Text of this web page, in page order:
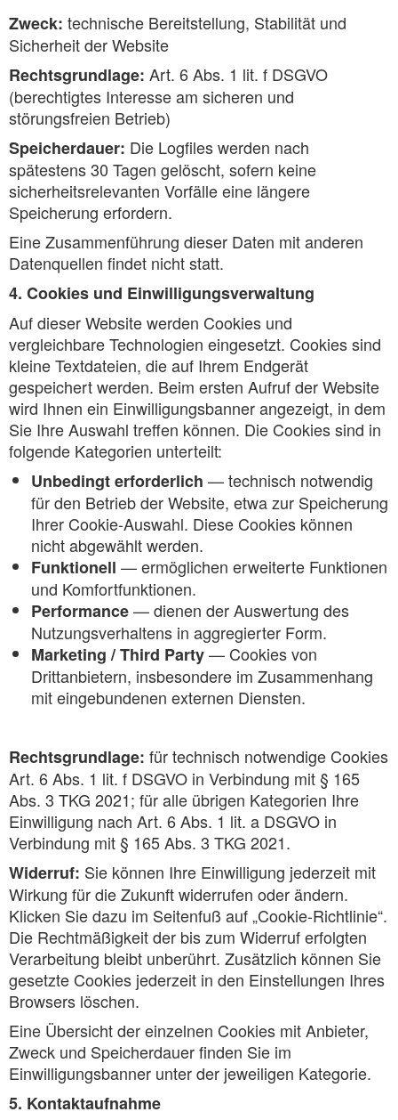
Zweck: technische Bereitstellung, Stabilität und
Sicherheit der Website
Rechtsgrundlage: Art. 6 Abs. 1 lit. f DSGVO
(berechtigtes Interesse am sicheren und
störungsfreien Betrieb)
Speicherdauer: Die Logfiles werden nach
spätestens 30 Tagen gelöscht, sofern keine
sicherheitsrelevanten Vorfälle eine längere
Speicherung erfordern.
Eine Zusammenführung dieser Daten mit anderen
Datenquellen findet nicht statt.
4. Cookies und Einwilligungsverwaltung
Auf dieser Website werden Cookies und
vergleichbare Technologien eingesetzt. Cookies sind
kleine Textdateien, die auf Ihrem Endgerät
gespeichert werden. Beim ersten Aufruf der Website
wird Ihnen ein Einwilligungsbanner angezeigt, in dem
Sie Ihre Auswahl treffen können. Die Cookies sind in
folgende Kategorien unterteilt:
Unbedingt erforderlich — technisch notwendig
für den Betrieb der Website, etwa zur Speicherung
Ihrer Cookie-Auswahl. Diese Cookies können
nicht abgewählt werden.
Funktionell — ermöglichen erweiterte Funktionen
und Komfortfunktionen.
Performance— dienen der Auswertung des
Nutzungsverhaltens in aggregierter Form.
Marketing / Third Party— Cookies von
Drittanbietern, insbesondere im Zusammenhang
mit eingebundenen externen Diensten.
Rechtsgrundlage: für technisch notwendige Cookies
Art. 6 Abs. 1 lit. f DSGVO in Verbindung mit § 165
Abs. 3 TKG 2021; für alle übrigen Kategorien Ihre
Einwilligung nach Art. 6 Abs. 1 lit. a DSGVO in
Verbindung mit § 165 Abs. 3 TKG 2021.
Widerruf: Sie können Ihre Einwilligung jederzeit mit
Wirkung für die Zukunft widerrufen oder ändern.
Klicken Sie dazu im Seitenfuß auf „Cookie-Richtlinie“.
Die Rechtmäßigkeit der bis zum Widerruf erfolgten
Verarbeitung bleibt unberührt. Zusätzlich können Sie
gesetzte Cookies jederzeit in den Einstellungen Ihres
Browsers löschen.
Eine Übersicht der einzelnen Cookies mit Anbieter,
Zweck und Speicherdauer finden Sie im
Einwilligungsbanner unter der jeweiligen Kategorie.
5. Kontaktaufnahme